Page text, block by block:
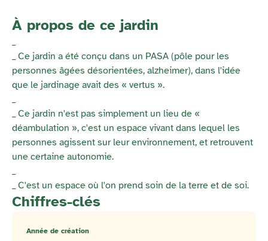
À propos de ce jardin
_
_ Ce jardin a été conçu dans un PASA (pôle pour les
personnes âgées désorientées, alzheimer), dans l'idée
que le jardinage avait des « vertus ».
_
_ Ce jardin n'est pas simplement un lieu de «
déambulation », c'est un espace vivant dans lequel les
personnes agissent sur leur environnement, et retrouvent
une certaine autonomie.
_
_ C'est un espace où l'on prend soin de la terre et de soi.
Chiffres-clés
Année de création